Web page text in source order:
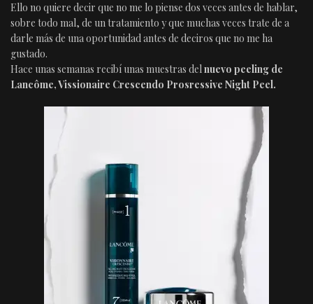
Ello no quiere decir que no me lo piense dos veces antes de hablar,
sobre todo mal, de un tratamiento y que muchas veces trate de a
darle más de una oportunidad antes de deciros que no me ha
gustado.
Hace unas semanas recibí unas muestras delnuevo peeling de
Lancôme, Vissionaire Crescendo Prosressive Night Peel.